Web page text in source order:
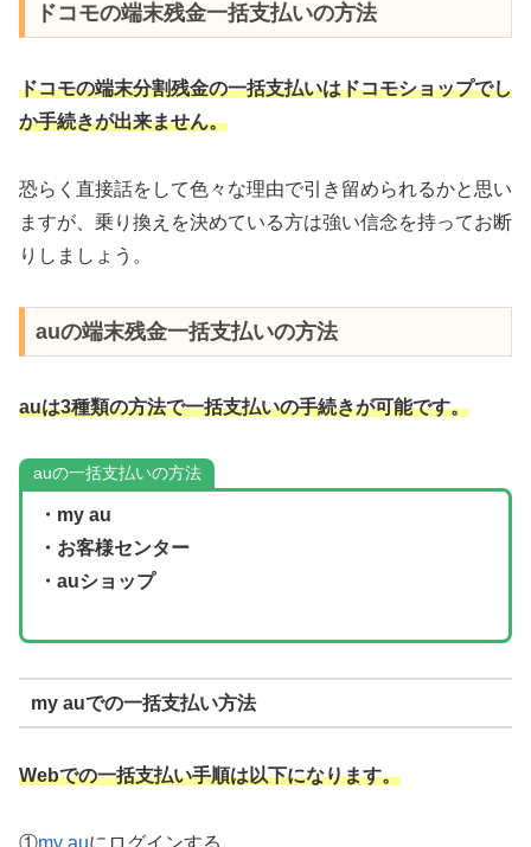
ドコモの端末残金一括支払いの方法
ドコモの端末分割残金の一括支払いはドコモショップでし
か手続きが出来ません。
恐らく直接話をして色々な理由で引き留められるかと思い
ますが、乗り換えを決めている方は強い信念を持ってお断
りしましょう。
auの端末残金一括支払いの方法
auは3種類の方法で一括支払いの手続きが可能です。
auの一括支払いの方法
・my au
・お客様センター
・auショップ
my auでの一括支払い方法
Webでの一括支払い手順は以下になります。